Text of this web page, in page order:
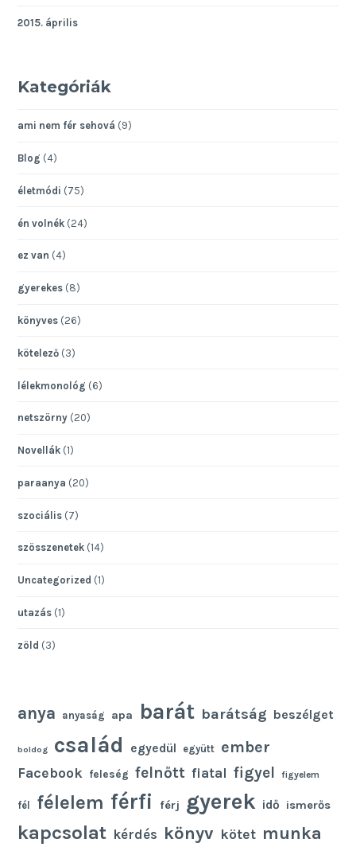
2015. április
Kategóriák
ami nem fér sehová (9)
Blog (4)
életmódi (75)
én volnék (24)
ez van (4)
gyerekes (8)
könyves (26)
kötelező (3)
lélekmonológ (6)
netszörny (20)
Novellák (1)
paraanya (20)
szociális (7)
szösszenetek (14)
Uncategorized (1)
utazás (1)
zöld (3)
anya anyaság apa barát barátság beszélget
boldog család egyedül együtt ember
Facebook feleség felnőtt fiatal figyel figyelem
fél félelem férfi férj gyerek idő ismerős
kapcsolat kérdés könyv kötet munka